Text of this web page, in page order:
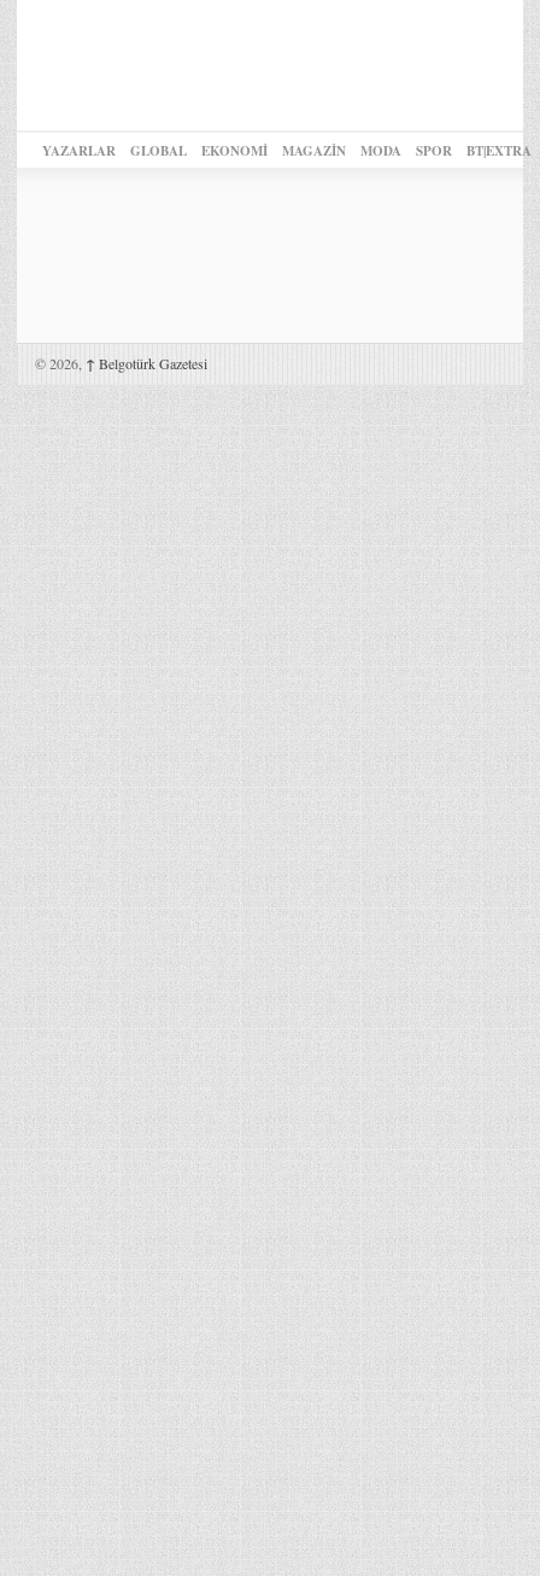
YAZARLAR GLOBAL EKONOMİ MAGAZİN MODA SPOR BT|EXTRA
© 2026, ↑ Belgotürk Gazetesi